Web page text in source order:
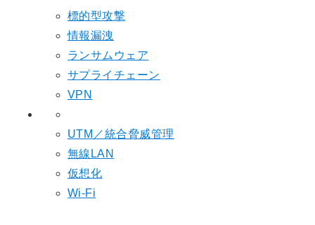
標的型攻撃
情報漏洩
ランサムウェア
サプライチェーン
VPN
UTM／統合脅威管理
無線LAN
仮想化
Wi-Fi